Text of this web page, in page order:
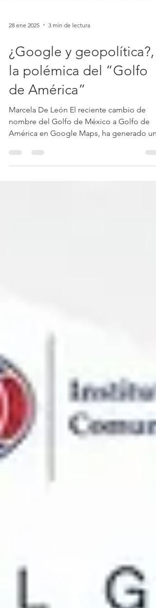
3 min de lectura
¿Google y geopolítica?,
la polémica del “Golfo
de América”
Marcela De León El reciente cambio de
nombre del Golfo de México a Golfo de
América en Google Maps, ha generado un
intenso debate...